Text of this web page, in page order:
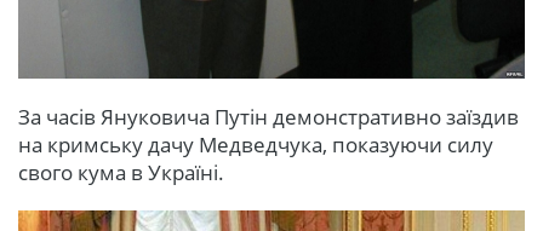
За часів Януковича Путін демонстративно заїздив
на кримську дачу Медведчука, показуючи силу
свого кума в Україні.